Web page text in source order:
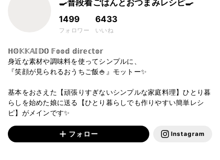
🍳普段着ごはんとおつまみレシピ🍳
1499
フォロワー
6433
いいね
ℍ𝕆𝕂𝕂𝔸𝕀𝔻𝕆 𝔽𝕠𝕠𝕕 𝕕𝕚𝕣𝕖𝕔𝕥𝕠𝕣
身近な素材や調味料を使ってシンプルに、
『笑顔が見られるおうちご飯🍚』モットー✨
基本をおさえた【頑張りすぎないシンプルな家庭料理】ひとり暮
らしを始めた娘に送る【ひとり暮らしでも作りやすい簡単レシ
ピ】がメインです✨
フォロー Instagram